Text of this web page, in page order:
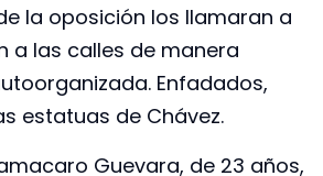
la oposición los llamaran a
a las calles de manera
Enfadados,
estatuas de Chávez.
Guevara, de 23 años,